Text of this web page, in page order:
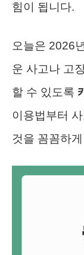
힘이 됩니다.
오늘은 2026
운 사고나 고
할 수 있도록
이용법부터
것을 꼼꼼하